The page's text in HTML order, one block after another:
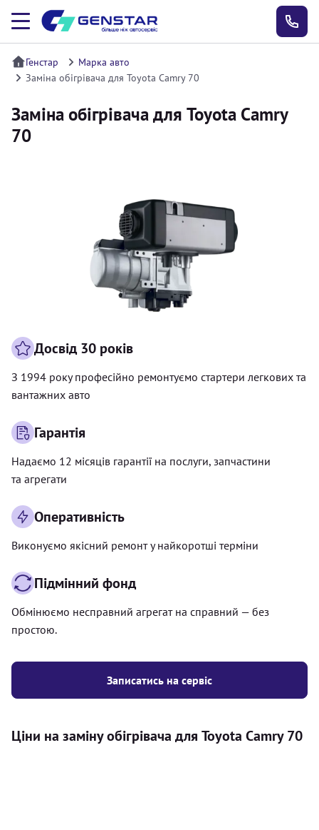
Генстар
Марка авто
Заміна обігрівача для Toyota Camry 70
Заміна обігрівача для Toyota Camry
70
Записатись на сервіс
Досвід 30 років
З 1994 року професійно ремонтуємо стартери легкових та
вантажних авто
Гарантія
Надаємо 12 місяців гарантії на послуги, запчастини
та агрегати
Оперативність
Виконуємо якісний ремонт у найкоротші терміни
Підмінний фонд
Обмінюємо несправний агрегат на справний — без
простою.
Ціни на заміну обігрівача для Toyota Camry 70